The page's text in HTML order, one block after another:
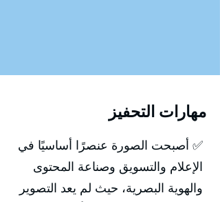
مهارات التحفيز
✅ أصبحت الصورة عنصرًا أساسيًا في
الإعلام والتسويق وصناعة المحتوى
والهوية البصرية، حيث لم يعد التصوير